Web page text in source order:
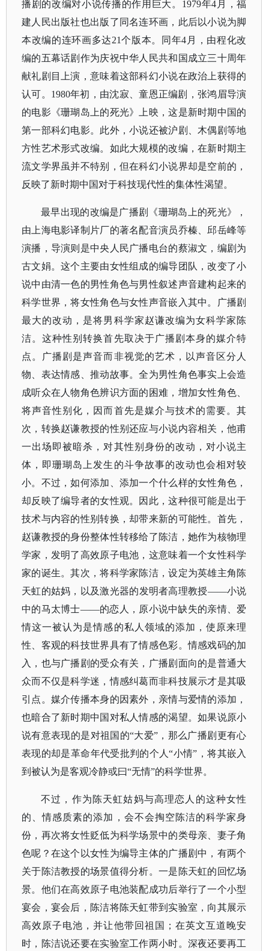
播剧的改编对小说传播的作用巨大。1979年4月，福
建人民出版社也出版了同名连环画，此后以小说为脚
本改编的连环画多达21个版本。同年4月，由程化改
编的五幕话剧作为庆祝中华人民共和国成立三十周年
献礼剧目上演，意味着这部科幻小说在政治上获得的
认可。1980年初，由沈寂、童恩正编剧，张鸿眉导演
的电影《珊瑚岛上的死光》上映，这是新时期中国的
第一部科幻电影。此外，小说还被沪剧、木偶剧等地
方性艺术形式改编。如此大规模的改编，在新时期主
流文学界虽并不特别，但在科幻小说界却是空前的，
反映了新时期中国对于科技现代性的集体性渴望。
最早出现的改编是广播剧《珊瑚岛上的死光》，
由上海电影译制片厂的著名配音演员乔榛、邱岳峰等
演播，导演则是中央人民广播电台的蔡淑文，编剧为
古文娟。这个主要由女性组成的编导团队，改变了小
说中由清一色的男性角色与男性叙述声音建构起来的
科学世界，将女性角色与女性声音嵌入其中。广播剧
最大的改动，是将男科学家赵谦改编为女科学家陈
洁。这种性别转换首先取决于广播剧本身的媒介特
点。广播剧是声音而非视觉的艺术，以声音区分人
物、表达情感、推动故事。全为男性角色事实上会造
成听众在人物角色辨识方面的困难，增加女性角色、
将声音性别化，因而首先是媒介与技术的需要。其
次，转换赵谦教授的性别还应与小说内容相关，他甫
一出场即被暗杀，对其性别身份的改动，对小说主
体，即珊瑚岛上发生的斗争故事的改动也会相对较
小。不过，如何添加、添加一个什么样的女性角色，
却反映了编导者的女性观。因此，这种很可能是出于
技术与内容的性别转换，却带来新的可能性。首先，
赵谦教授的身份整体性转移给了陈洁，她作为核物理
学家，发明了高效原子电池，这意味着一个女性科学
家的诞生。其次，将科学家陈洁，设定为英雄主角陈
天虹的姑妈，以及激光器的发明者高理教授——小说
中的马太博士——的恋人，原小说中缺失的亲情、爱
情这一被认为是情感的私人领域的添加，使原来理
性、客观的科技世界具有了情感色彩。情感戏码的加
入，也与广播剧的受众有关，广播剧面向的是普通大
众而不仅是科学迷，情感纠葛而非科技展示才是其吸
引点。媒介传播本身的因素外，亲情与爱情的添加，
也暗合了新时期中国对私人情感的渴望。如果说原小
说有意表现的是对祖国的“大爱”，那么广播剧更有心
表现的却是革命年代受批判的个人“小情”，将其嵌入
到被认为是客观冷静或曰“无情”的科学世界。
不过，作为陈天虹姑妈与高理恋人的这种女性
的、情感质素的添加，会不会掏空陈洁的科学家身
份，再次将女性贬低为科学场景中的类母亲、妻子角
色呢？在这个以女性为编导主体的广播剧中，有两个
关于陈洁教授的场景值得分析。一是陈天虹的回忆场
景。他们在高效原子电池装配成功后举行了一个小型
宴会，宴会后，陈洁将陈天虹带到实验室，向其展示
高效原子电池，并让他带回祖国；在英文互道晚安
时，陈洁说还要在实验室工作两小时。深夜还要再工